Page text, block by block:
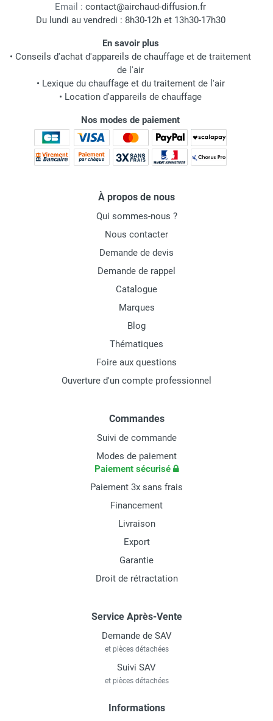
Email : contact@airchaud-diffusion.fr
Du lundi au vendredi : 8h30-12h et 13h30-17h30
En savoir plus
• Conseils d'achat d'appareils de chauffage et de traitement
de l'air
• Lexique du chauffage et du traitement de l'air
• Location d'appareils de chauffage
Nos modes de paiement
À propos de nous
Qui sommes-nous ?
Nous contacter
Demande de devis
Demande de rappel
Catalogue
Marques
Blog
Thématiques
Foire aux questions
Ouverture d'un compte professionnel
Commandes
Suivi de commande
Modes de paiement
Paiement sécurisé
Paiement 3x sans frais
Financement
Livraison
Export
Garantie
Droit de rétractation
Service Après-Vente
Demande de SAV
et pièces détachées
Suivi SAV
et pièces détachées
Informations